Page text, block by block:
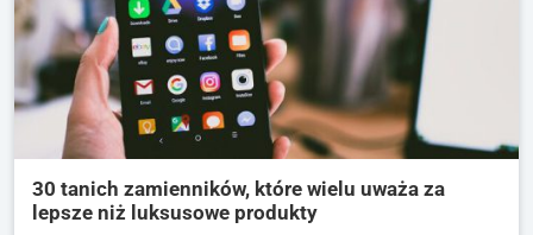
30 tanich zamienników, które wielu uważa za
lepsze niż luksusowe produkty